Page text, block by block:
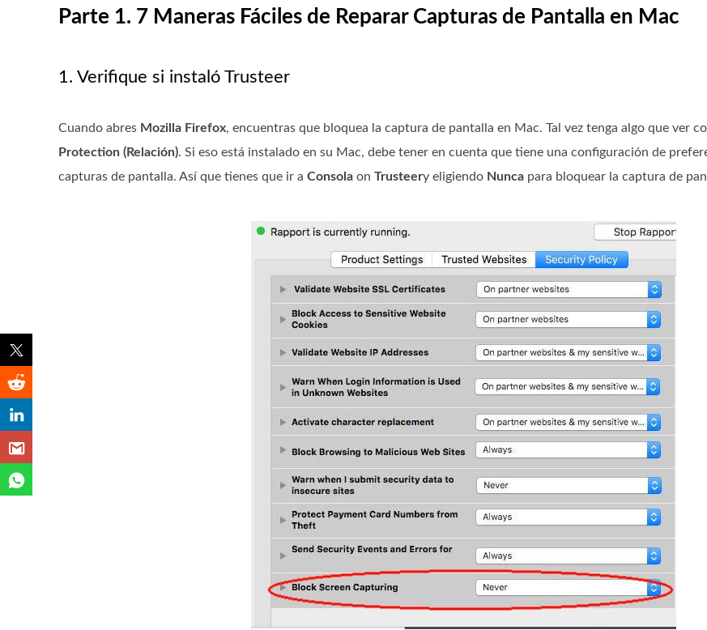
Parte 1. 7 Maneras Fáciles de Reparar Capturas de Pantalla en Mac
1. Verifique si instaló Trusteer
Cuando abres Mozilla Firefox, encuentras que bloquea la captura de pantalla en Mac. Tal vez tenga algo que ver
Protection (Relación). Si eso está instalado en su Mac, debe tener en cuenta que tiene una configuración de
capturas de pantalla. Así que tienes que ir a Consola on Trusteery eligiendo Nunca para bloquear la captura de